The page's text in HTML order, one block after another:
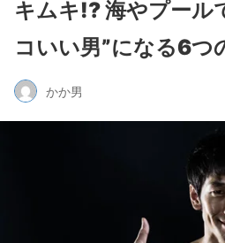
キムキ!? 海やプール
コいい男”になる6つ
かか男